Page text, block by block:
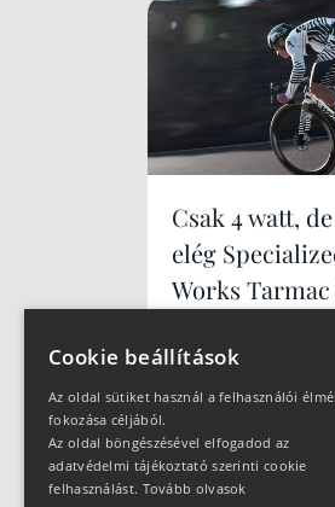
Csak 4 watt,
elég
Works Tarmac
Cookie beállítások
Az oldal sütiket használ a felhasználói
fokozása céljából.
Az oldal böngészésével elfogadod az
adatvédelmi tájékoztató szerinti cookie
felhasználást. Tovább olvasok